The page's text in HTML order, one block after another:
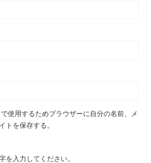
使用するためブラウザーに自分の名前、メ
トを保存する。
を入力してください。